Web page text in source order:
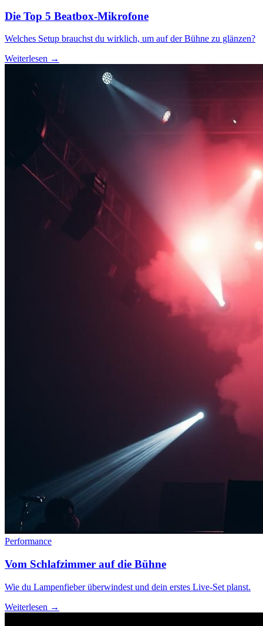
Die Top 5 Beatbox-Mikrofone
Welches Setup brauchst du wirklich, um auf der Bühne zu glänzen?
Weiterlesen →
Performance
Vom Schlafzimmer auf die Bühne
Wie du Lampenfieber überwindest und dein erstes Live-Set planst.
Weiterlesen →